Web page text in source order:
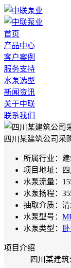
首页
产品中心
客户案例
服务支持
水泵选型
新闻资讯
关于中联
联系我们
四川某建筑公司采
所属行业：
项目地址：
四
水泵流量：
水泵扬程：
抽取介质：
水泵型号：
水泵类型：
项目介绍
四川某建